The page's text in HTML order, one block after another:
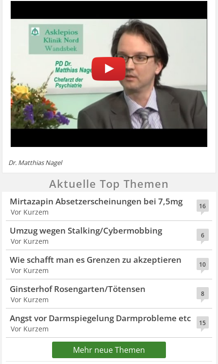
Dr. Matthias Nagel
Aktuelle Top Themen
16
Mirtazapin Absetzerscheinungen bei 7,5mg
Vor Kurzem
6
Umzug wegen Stalking/Cybermobbing
Vor Kurzem
10
Wie schafft man es Grenzen zu akzeptieren
Vor Kurzem
8
Ginsterhof Rosengarten/Tötensen
Vor Kurzem
15
Angst vor Darmspiegelung Darmprobleme etc
Vor Kurzem
Mehr neue Themen